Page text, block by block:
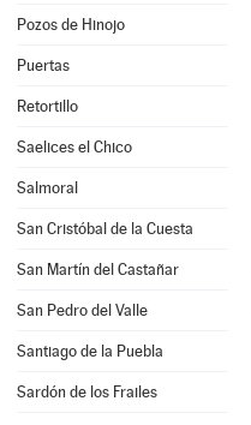
Pozos de Hinojo
Puertas
Retortillo
Saelices el Chico
Salmoral
San Cristóbal de la Cuesta
San Martín del Castañar
San Pedro del Valle
Santiago de la Puebla
Sardón de los Frailes